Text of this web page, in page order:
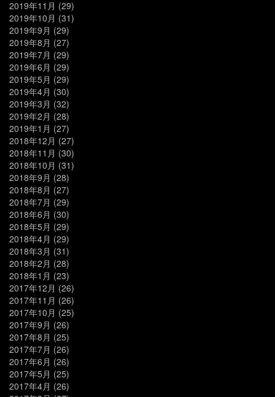
2019年11月 (29)
2019年10月 (31)
2019年9月 (29)
2019年8月 (27)
2019年7月 (29)
2019年6月 (29)
2019年5月 (29)
2019年4月 (30)
2019年3月 (32)
2019年2月 (28)
2019年1月 (27)
2018年12月 (27)
2018年11月 (30)
2018年10月 (31)
2018年9月 (28)
2018年8月 (27)
2018年7月 (29)
2018年6月 (30)
2018年5月 (29)
2018年4月 (29)
2018年3月 (31)
2018年2月 (28)
2018年1月 (23)
2017年12月 (26)
2017年11月 (26)
2017年10月 (25)
2017年9月 (26)
2017年8月 (25)
2017年7月 (26)
2017年6月 (26)
2017年5月 (25)
2017年4月 (26)